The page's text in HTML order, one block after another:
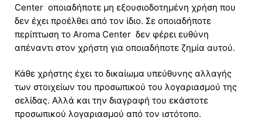
Center οποιαδήποτε μη εξουσιοδοτημένη χρήση που
δεν έχει προέλθει από τον ίδιο. Σε οποιαδήποτε
περίπτωση το Aroma Center δεν φέρει ευθύνη
απέναντι στον χρήστη για οποιαδήποτε ζημία αυτού.
Κάθε χρήστης έχει το δικαίωμα υπεύθυνης αλλαγής
των στοιχείων του προσωπικού του λογαριασμού της
σελίδας. Αλλά και την διαγραφή του εκάστοτε
προσωπικού λογαριασμού από τον ιστότοπο.